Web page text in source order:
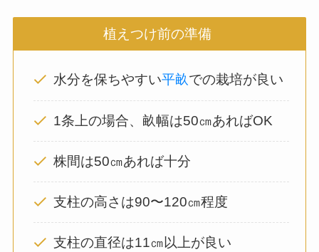
植えつけ前の準備
水分を保ちやすい平畝での栽培が良い
1条上の場合、畝幅は50㎝あればOK
株間は50㎝あれば十分
支柱の高さは90〜120㎝程度
支柱の直径は11㎝以上が良い